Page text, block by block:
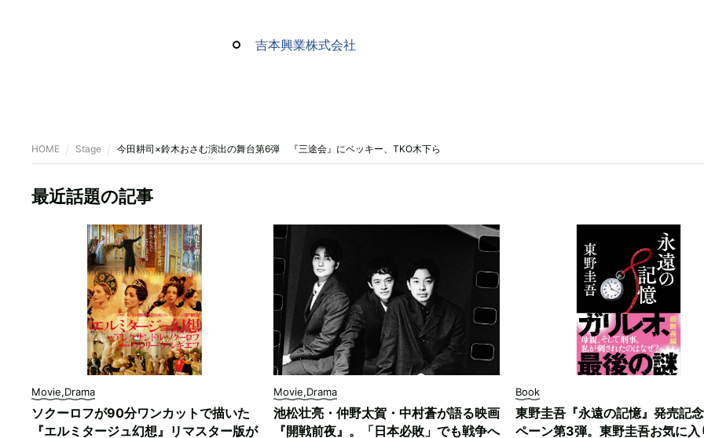
吉本興業株式会社
HOME Stage 今田耕司×鈴木おさむ演出の舞台第6弾 『三途会』にベッキー、TKO木下ら
最近話題の記事
Movie,Drama
ソクーロフが90分ワンカットで描いた
『エルミタージュ幻想』リマスター版が
Movie,Drama
池松壮亮・仲野太賀・中村蒼が語る映画
『開戦前夜』。「日本必敗」でも戦争へ
Book
東野圭吾『永遠の記憶』発売記
ペーン第3弾。東野圭吾お気に入